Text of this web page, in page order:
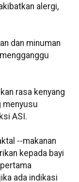
alergi,
dan minuman
rasa kenyang
menyusu
ASI.
--makanan
kepada bayi
ada indikasi